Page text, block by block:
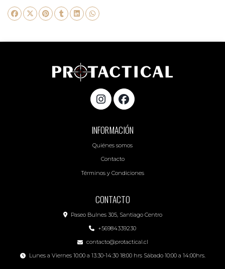
INFORMACIÓN
Quiénes somos
Contacto
Términos y Condiciones
CONTACTO
Paseo Bulnes 305, Santiago Centro
+56984339230
contacto@protactical.cl
Lunes a Viernes 10:00 a 13:30-14:30 18:00 hrs Sábado 10:00 a 14:00hrs.